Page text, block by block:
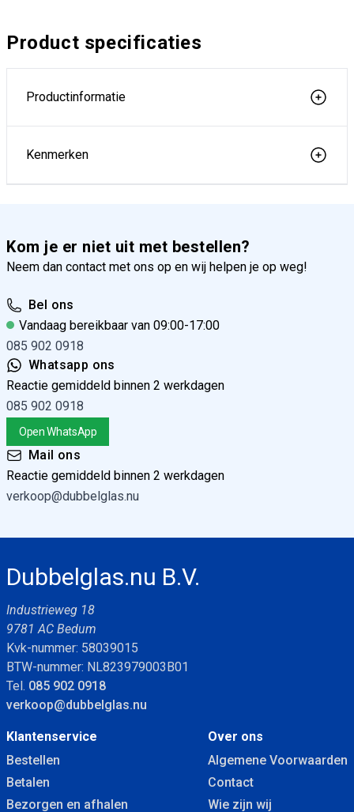
Product specificaties
Productinformatie
Kenmerken
Kom je er niet uit met bestellen?
Neem dan contact met ons op en wij helpen je op weg!
Bel ons
Vandaag bereikbaar van 09:00-17:00
085 902 0918
Whatsapp ons
Reactie gemiddeld binnen 2 werkdagen
085 902 0918
Open WhatsApp
Mail ons
Reactie gemiddeld binnen 2 werkdagen
verkoop@dubbelglas.nu
Dubbelglas.nu B.V.
Industrieweg 18
9781 AC Bedum
Kvk-nummer: 58039015
BTW-nummer: NL823979003B01
Tel. 085 902 0918
verkoop@dubbelglas.nu
Klantenservice
Bestellen
Betalen
Bezorgen en afhalen
Over ons
Algemene Voorwaarden
Contact
Wie zijn wij